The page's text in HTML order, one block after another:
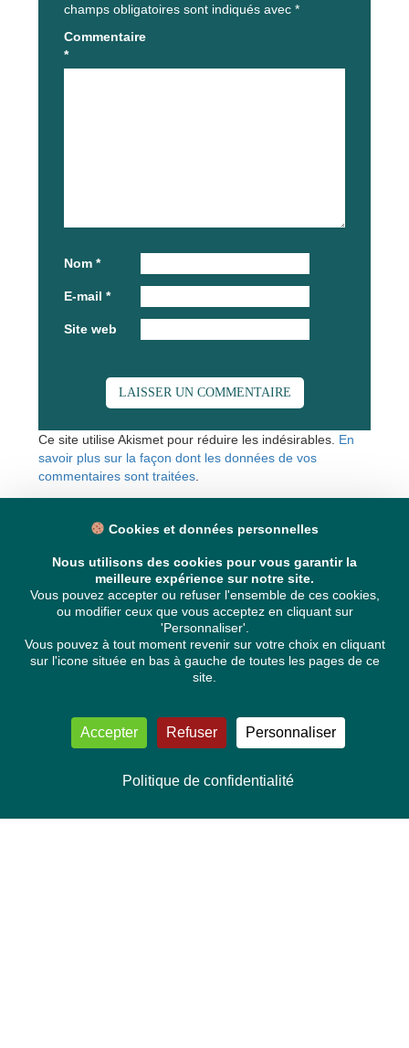
champs obligatoires sont indiqués avec *
Commentaire
*
Nom *
E-mail *
Site web
Ce site utilise Akismet pour réduire les indésirables. En
savoir plus sur la façon dont les données de vos
commentaires sont traitées
Cookies et données personnelles
Nous utilisons des cookies pour vous garantir la
meilleure expérience sur notre site.
Vous pouvez accepter ou refuser l'ensemble de ces cookies,
ou modifier ceux que vous acceptez en cliquant sur
'Personnaliser'.
Vous pouvez à tout moment revenir sur votre choix en cliquant
sur l'icone située en bas à gauche de toutes les pages de ce
site.
Accepter Refuser Personnaliser
Politique de confidentialité